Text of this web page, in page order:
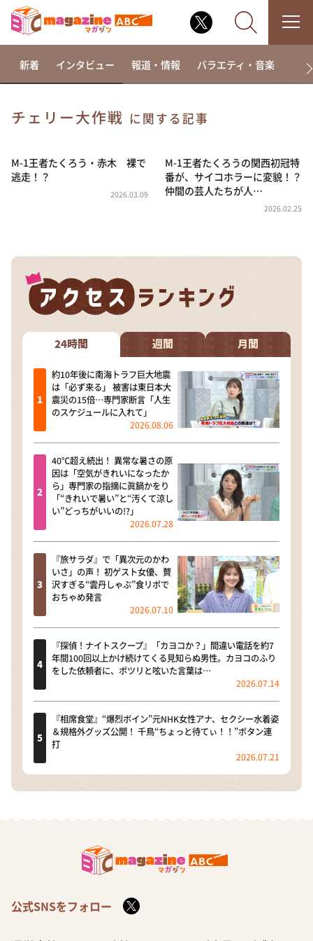
相席食堂
これ余談なんですけど・・・
～人生密着トークバラエティ！～ やすとものいたっ
河合＆A.B.C-Z塚田×福井アナ「なんでやねん！？」
（news おかえり）
DAIGOも台所 ～きょうの献立 何にする？～
本日はダイアンなり！シーズン２
朝だ！生です旅サラダ
教えて！ニュースライブ 正義のミカタ
ＬＩＦＥ～夢のカタチ～
新婚さんいらっしゃい！
ポツンと一軒家
ザキ山小屋本館
ぺこぱのまるスポ
新着 インタビュー 報道・情報 バラエティ・音楽 ド
チェリー大作戦 に関する記事
M-1王者たくろう・赤木 裸で
逃走！？
2026.03.09
M-1王者たくろうの関西初冠特
番が、サイコホラーに変貌！？
仲間の芸人たちが人…
2026.02.25
24時間 週間 月間
約10年後に南海トラフ巨大地震
は「必ず来る」 被害は東日本大
震災の15倍…専門家断言「人生
のスケジュールに入れて」
2026.08.06
40℃超え続出！ 異常な暑さの原
因は「空気がきれいになったか
ら」専門家の指摘に眞鍋かをり
「“きれいで暑い”と“汚くて涼し
い”どっちがいいの!?」
2026.07.28
『旅サラダ』で「異次元のかわ
いさ」の声！ 初ゲスト女優、贅
沢すぎる“雲丹しゃぶ”食リポで
おちゃめ発言
2026.07.10
『探偵！ナイトスクープ』「カヨコか？」間違い電話を約7
年間100回以上かけ続けてくる見知らぬ男性。カヨコのふり
をした依頼者に、ポツリと呟いた言葉は…
2026.07.14
『相席食堂』“爆烈ボイン”元NHK女性アナ、セクシー水着姿
＆規格外グッズ公開！ 千鳥“ちょっと待てぃ！！”ボタン連
打
2026.07.21
公式SNSをフォロー